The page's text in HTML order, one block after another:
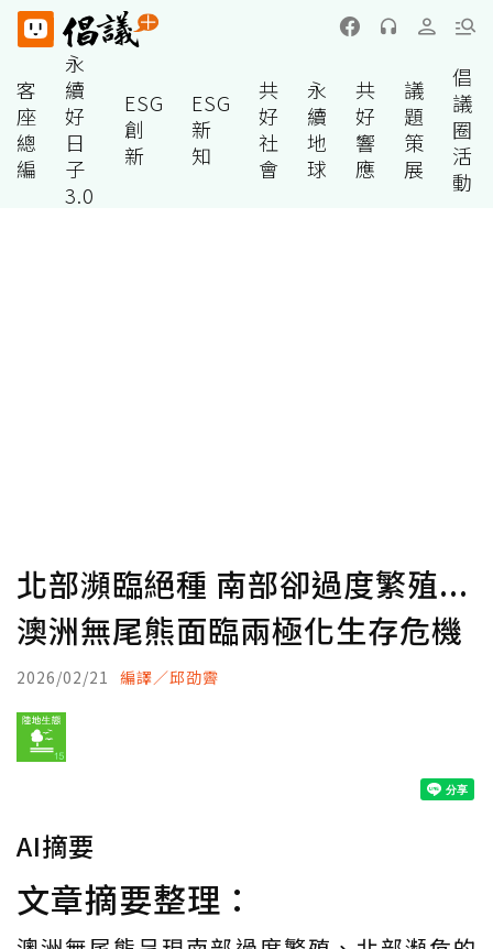
客
座
總
編
永
續
好
日
子
3.0
ESG
創
新
ESG
新
知
共
好
社
會
永
續
地
球
共
好
響
應
議
題
策
展
倡
議
圈
活
動
北部瀕臨絕種 南部卻過度繁殖...
澳洲無尾熊面臨兩極化生存危機
2026/02/21 編譯／邱劭霽
AI摘要
文章摘要整理：